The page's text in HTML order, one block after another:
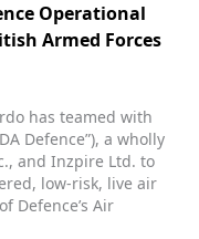
Operational
Armed Forces
has teamed with
Defence”), a wholly
and Inzpire Ltd. to
low-risk, live air
Defence’s Air